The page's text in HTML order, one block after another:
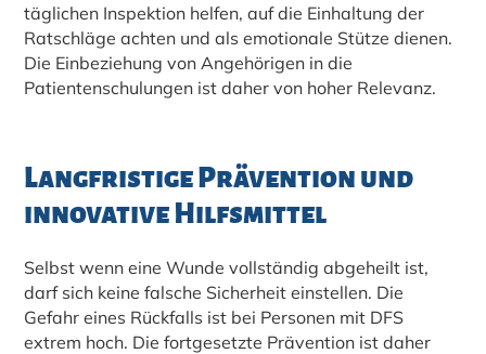
täglichen Inspektion helfen, auf die Einhaltung der
Ratschläge achten und als emotionale Stütze dienen.
Die Einbeziehung von Angehörigen in die
Patientenschulungen ist daher von hoher Relevanz.
Langfristige Prävention und
innovative Hilfsmittel
Selbst wenn eine Wunde vollständig abgeheilt ist,
darf sich keine falsche Sicherheit einstellen. Die
Gefahr eines Rückfalls ist bei Personen mit DFS
extrem hoch. Die fortgesetzte Prävention ist daher